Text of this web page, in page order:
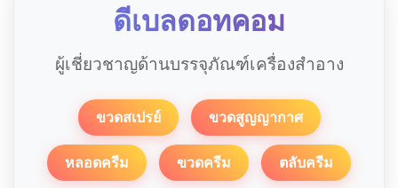
ดีเบลดอทคอม
ผู้เชี่ยวชาญด้านบรรจุภัณฑ์เครื่องสำอาง
ขวดสเปรย์ ขวดสูญญากาศ
หลอดครีม ขวดครีม ตลับครีม